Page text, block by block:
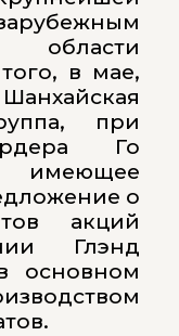
области
в мае,
при
Го
имеющее
о
акций
Глэнд
основном